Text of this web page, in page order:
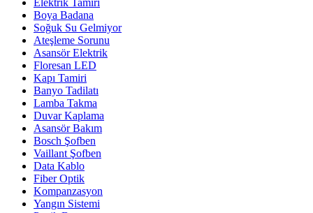
Boya Badana
Soğuk Su Gelmiyor
Ateşleme Sorunu
Asansör Elektrik
Floresan LED
Kapı Tamiri
Banyo Tadilatı
Lamba Takma
Duvar Kaplama
Asansör Bakım
Bosch Şofben
Vaillant Şofben
Data Kablo
Fiber Optik
Kompanzasyon
Yangın Sistemi